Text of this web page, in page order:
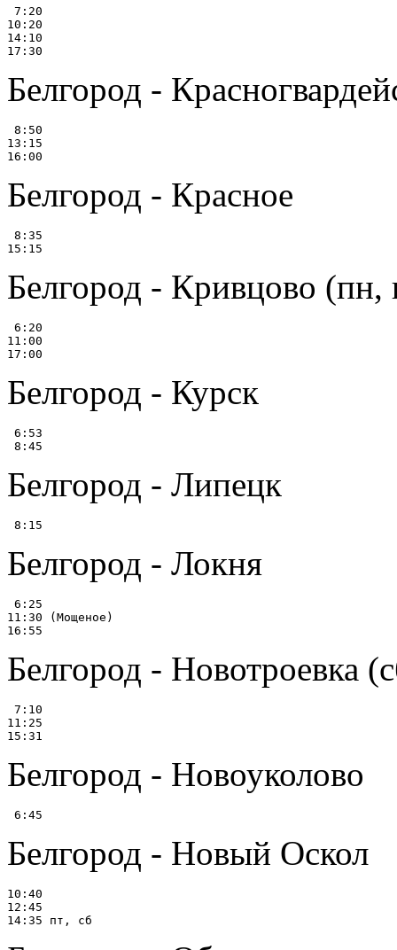
7:20
10:20
14:10
Белгород -
8:50
13:15
Белгород - Красное
8:35
Белгород - Кривцово (пн,
6:20
11:00
Белгород - Курск
6:53
Белгород - Липецк
Белгород - Локня
6:25
11:30 (Мощеное)
Белгород - Новотроевка
7:10
11:25
Белгород - Новоуколово
Белгород - Новый Оскол
10:40
12:45